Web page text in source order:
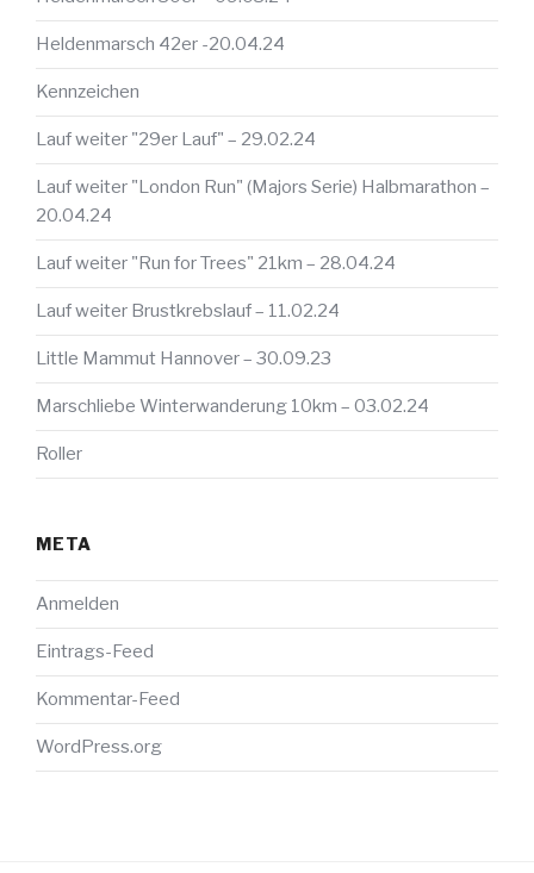
Heldenmarsch 42er -20.04.24
Kennzeichen
Lauf weiter "29er Lauf" – 29.02.24
Lauf weiter "London Run" (Majors Serie) Halbmarathon –
20.04.24
Lauf weiter "Run for Trees" 21km – 28.04.24
Lauf weiter Brustkrebslauf – 11.02.24
Little Mammut Hannover – 30.09.23
Marschliebe Winterwanderung 10km – 03.02.24
Roller
META
Anmelden
Eintrags-Feed
Kommentar-Feed
WordPress.org